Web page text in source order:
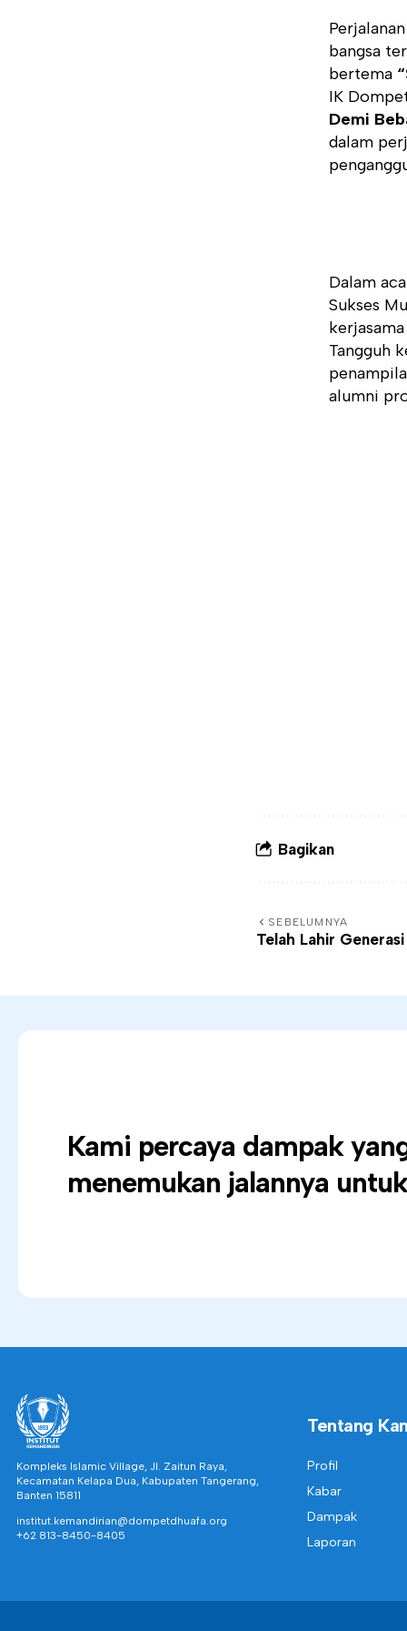
bangsa
bertema
IK
Demi
dalam
Dalam
Sukses
Tangguh
alumni
Bagikan
SEBELUMNYA
Telah Lahir
Kami percaya dampak
menemukan jalannya
Kompleks Islamic Village, Jl. Zaitun Raya,
Kecamatan Kelapa Dua, Kabupaten Tangerang,
Banten 15811
institut.kemandirian@dompetdhuafa.org
+62 813-8450-8405
Tentang
Profil
Kabar
Dampak
Laporan